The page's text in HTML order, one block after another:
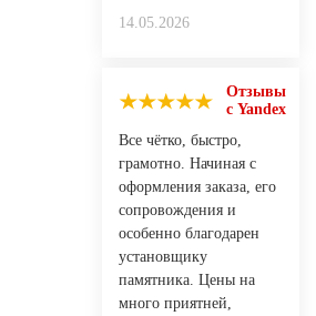
14.05.2026
Отзывы
с Yandex
Все чётко, быстро,
грамотно. Начиная с
оформления заказа, его
сопровождения и
особенно благодарен
установщику
памятника. Цены на
много приятней,